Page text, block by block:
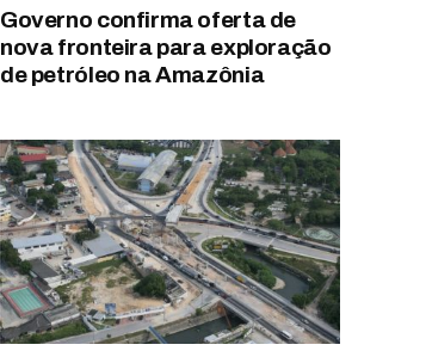
Governo confirma oferta de
nova fronteira para exploração
de petróleo na Amazônia